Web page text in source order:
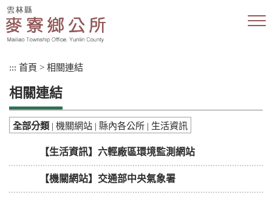
跳
到
主
::: 首頁 > 相關連結
相關連結
全部分類| 機關網站 | 縣內各公所 | 生活資訊
【生活資訊】六輕廠區環境監測網站
【機關網站】交通部中央氣象署